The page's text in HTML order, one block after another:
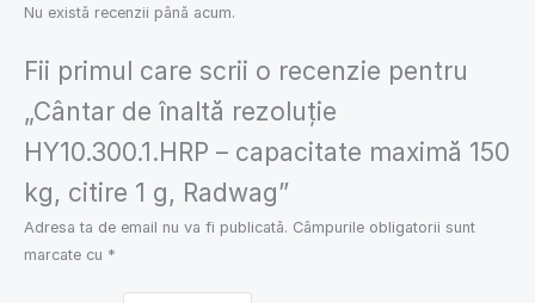
Nu există recenzii până acum.
Fii primul care scrii o recenzie pentru
„Cântar de înaltă rezoluție
HY10.300.1.HRP – capacitate maximă 150
kg, citire 1 g, Radwag”
Adresa ta de email nu va fi publicată. Câmpurile obligatorii sunt
marcate cu *